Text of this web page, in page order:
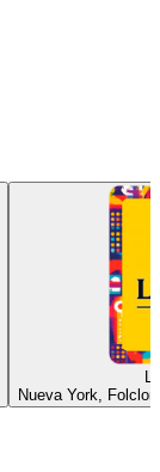
Nueva York,